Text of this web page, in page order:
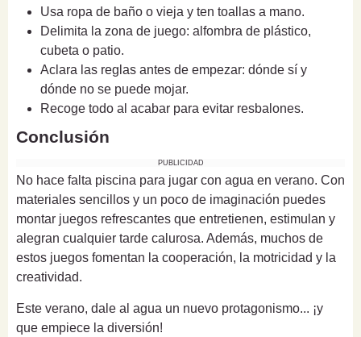
Usa ropa de baño o vieja y ten toallas a mano.
Delimita la zona de juego: alfombra de plástico,
cubeta o patio.
Aclara las reglas antes de empezar: dónde sí y
dónde no se puede mojar.
Recoge todo al acabar para evitar resbalones.
Conclusión
PUBLICIDAD
No hace falta piscina para jugar con agua en verano. Con
materiales sencillos y un poco de imaginación puedes
montar juegos refrescantes que entretienen, estimulan y
alegran cualquier tarde calurosa. Además, muchos de
estos juegos fomentan la cooperación, la motricidad y la
creatividad.
Este verano, dale al agua un nuevo protagonismo... ¡y
que empiece la diversión!